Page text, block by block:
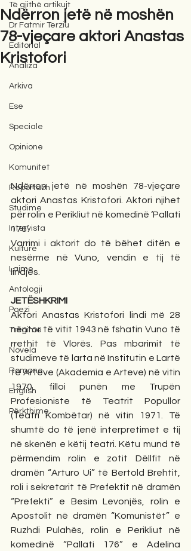
Të gjithë artikujt
Dr Fatmir Terziu
Editorial
Analiza
Arkiva
Ese
Speciale
Opinione
Komunitet
Reportazh
Studime
Intervista
Kulturë
Lajme
Antologji
Poezi
Tregime
Novela
Romane
English
Përkthime
Ndërron jetë në moshën
78-vjeçare aktori Anastas
Kristofori
Ndërron jetë në moshën 78-vjeçare
aktori Anastas Kristofori. Aktori njihet
për rolin e Perikliut në komedinë ‘Pallati
176’.
Varrimi i aktorit do të bëhet ditën e
nesërme në Vuno, vendin e tij të
lindjes.
JETËSHKRIMI
Aktori Anastas Kristofori lindi më 28
nëntor të vitit 1943 në fshatin Vuno të
rrethit të Vlorës. Pas mbarimit të
studimeve të larta në Institutin e Lartë
të Arteve (Akademia e Arteve) në vitin
1970, filloi punën me Trupën
Profesioniste të Teatrit Popullor
(Teatri Kombëtar) në vitin 1971. Të
shumtë do të jenë interpretimet e tij
në skenën e këtij teatri. Këtu mund të
përmendim rolin e zotit Dëllfit në
dramën “Arturo Ui” të Bertold Brehtit,
roli i sekretarit të Prefektit në dramën
“Prefekti” e Besim Levonjës, rolin e
Apostolit në dramën “Komunistët” e
Ruzhdi Pulahës, rolin e Perikliut në
komedinë “Pallati 176” e Adelina